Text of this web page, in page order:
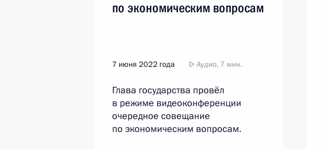
по экономическим вопросам
7 июня 2022 года Аудио, 7 мин.
Глава государства провёл
в режиме видеоконференции
очередное совещание
по экономическим вопросам.